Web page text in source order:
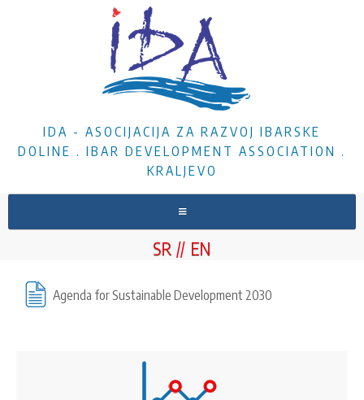
IDA - ASOCIJACIJA ZA RAZVOJ IBARSKE
DOLINE . IBAR DEVELOPMENT ASSOCIATION .
KRALJEVO
NEWS
SR EN
Agenda for Sustainable Development 2030